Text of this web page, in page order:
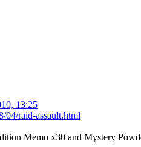
13:25
04/raid-assault.html
Memo x30 and Mystery